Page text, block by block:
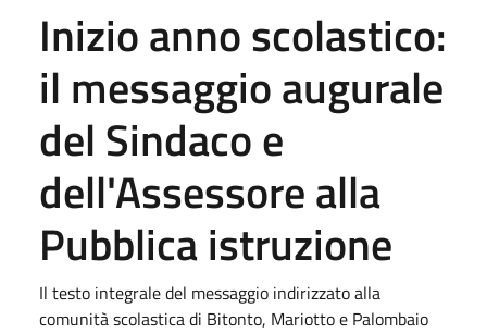
Inizio anno scolastico:
il messaggio augurale
del Sindaco e
dell'Assessore alla
Pubblica istruzione
Il testo integrale del messaggio indirizzato alla
comunità scolastica di Bitonto, Mariotto e Palombaio